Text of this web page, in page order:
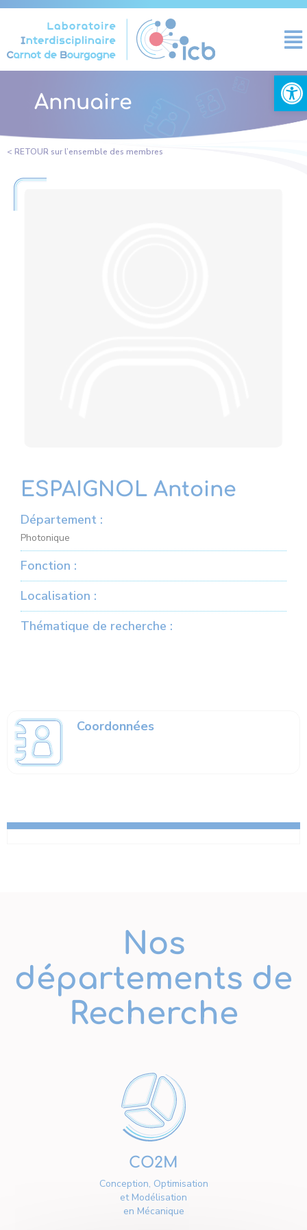
Ouvrir
Annuaire
< RETOUR sur l’ensemble des membres
ESPAIGNOL Antoine
Département :
Photonique
Fonction :
Localisation :
Thématique de recherche :
Coordonnées
Nos
départements de
Recherche
CO2M
Conception, Optimisation
et Modélisation
en Mécanique
Panneau de gestion des cookies